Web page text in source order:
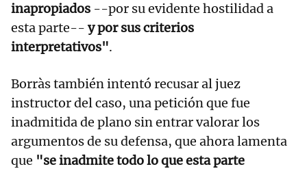
inapropiados --por su evidente hostilidad a
esta parte-- y por sus criterios
interpretativos".
Borràs también intentó recusar al juez
instructor del caso, una petición que fue
inadmitida de plano sin entrar valorar los
argumentos de su defensa, que ahora lamenta
que "se inadmite todo lo que esta parte